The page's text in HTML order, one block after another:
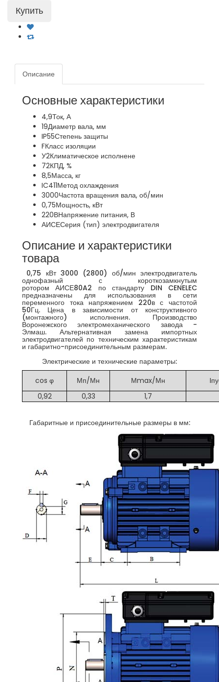
Описание
Основные характеристики
4,9Ток, А
19Диаметр вала, мм
IP55Степень защиты
FКласс изоляции
У2Климатическое исполнене
72КПД, %
8,5Масса, кг
IC411Метод охлаждения
3000Частота вращения вала, об/мин
0,75Мощность, кВт
220ВНапряжение питания, В
АИСЕСерия (тип) электродвигателя
Описание и характеристики
товара
0,75 кВт 3000 (2800) об/мин электродвигатель
однофазный с короткозамкнутым
ротором АИСЕ80A2 по стандарту DIN CENELEC
предназначены для использования в сети
переменного тока напряжением 220в с частотой
50Гц. Цена в зависимости от конструктивного
(монтажного) исполнения. Производство
Воронежского электромеханического завода -
Элмаш. Альтернативная замена импортных
электродвигателей по техническим характеристикам
и габаритно-присоединительным размерам.
Электрические и технические параметры:
cos φ
Мп/Мн Мmax/Мн
0,92
0,33 1,7
Габаритные и присоединительные размеры в мм: